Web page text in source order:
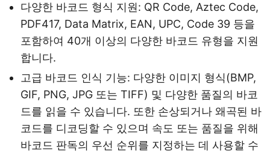
다양한 바코드 형식 지원: QR Code, Aztec Code,
PDF417, Data Matrix, EAN, UPC, Code 39 등을
포함하여 40개 이상의 다양한 바코드 유형을 지원
합니다.
고급 바코드 인식 기능: 다양한 이미지 형식(BMP,
GIF, PNG, JPG 또는 TIFF) 및 다양한 품질의 바코
드를 읽을 수 있습니다. 또한 손상되거나 왜곡된 바
코드를 디코딩할 수 있으며 속도 또는 품질을 위해
바코드 판독의 우선 순위를 지정하는 데 사용할 수